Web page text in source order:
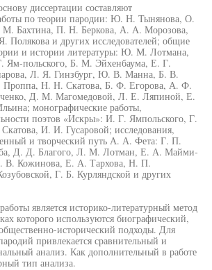
диссертации составляют
по теории пародии: Ю. Н. Тынянова, О.
Бахтина, П. Н. Беркова, А. А. Морозова,
и других исследователей; общие
и истории литературы: Ю. М. Лотмана,
Ям-польского, Б. М. Эйхенбаума, Е. Г.
Л. Я. Гинзбург, Ю. В. Манна, Б. В.
Проппа, Н. Н. Скатова, Б. Ф. Егорова, А. Ф.
Д. М. Магомедовой, Л. Е. Ляпиной, Е.
монографические работы,
поэтов «Искры»: И. Г. Ямпольского, Г.
И. И. Гусаровой; исследования,
и творческий путь А. А. Фета: Г. П.
Д. Д. Благого, Л. М. Лотман, Е. А. Майми-
В. Кожинова, Е. А. Тархова, Н. П.
Г. Б. Курляндской и других
является историко-литературный метод
которого используются биографический,
исторический подходы. Для
привлекается сравнительный и
анализ. Как дополнительный в работе
тип анализа.